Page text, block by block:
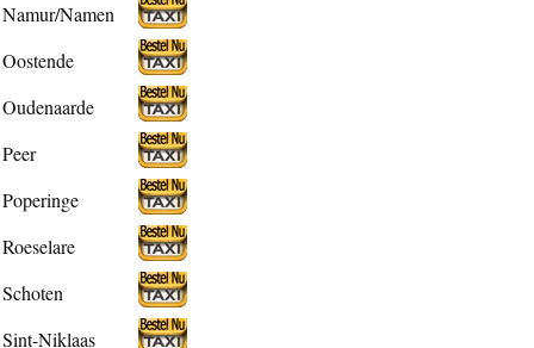
Namur/Namen
Oostende
Oudenaarde
Peer
Poperinge
Roeselare
Schoten
Sint-Niklaas